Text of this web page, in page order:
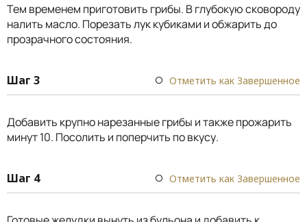
Тем временем приготовить грибы. В глубокую сковороду
налить масло. Порезать лук кубиками и обжарить до
прозрачного состояния.
Шаг 3 Отметить как Завершенное
Добавить крупно нарезанные грибы и также прожарить
минут 10. Посолить и поперчить по вкусу.
Шаг 4 Отметить как Завершенное